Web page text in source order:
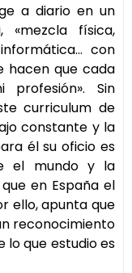
a diario en un
«mezcla física,
con
hacen que cada
Sin
curriculum de
constante y la
él su oficio es
el mundo y la
en España el
ello, apunta que
reconocimiento
lo que estudio es